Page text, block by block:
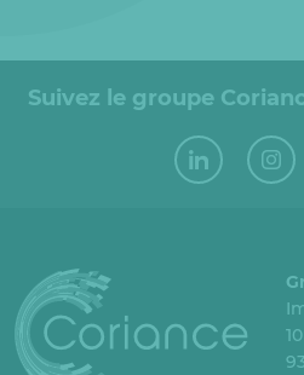
Suivez le groupe